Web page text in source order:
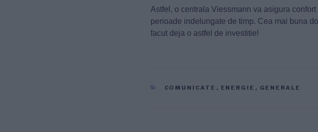
Astfel, o centrala Viessmann va asigura
perioade indelungate de timp. Cea mai buna
facut deja o astfel de investitie!
CATEGORII
COMUNICATE , ENERGIE , GENERALE